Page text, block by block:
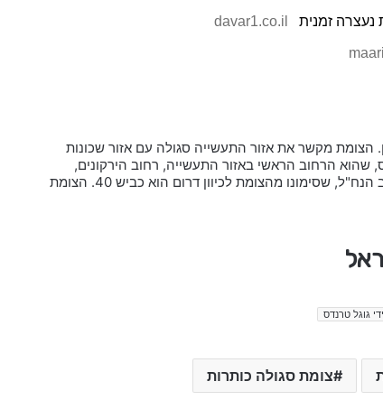
נעצרה זמנית davar1.co.il
הצומת מקשר את אזור התעשייה סגולה עם אזור שכונות
בין הרחובות בן-ציון גליס, שהוא הרחוב הראשי באזור התעשייה, רחוב הירקונים,
שסימונו בצומת מתחלף מכביש 40 לכיוון צפון לכביש 481 לכיוון דרום, ורחוב הנח"ל, שסימונו מהצומת לכיוון דרום הוא כביש 40. הצומת
גוגל טרנדס
צומת סגולה כותרות